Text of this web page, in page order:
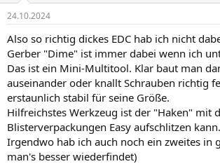
e
:
24.10.2024
Also so richtig dickes EDC hab ich nicht
Gerber "Dime" ist immer dabei wenn ich
Das ist ein Mini-Multitool. Klar baut man
auseinander oder knallt Schrauben richtig
erstaunlich stabil für seine Größe.
Hilfreichstes Werkzeug ist der "Haken" mit
Blisterverpackungen Easy aufschlitzen kann.
Irgendwo hab ich auch noch ein zweites in
man's besser wiederfindet)